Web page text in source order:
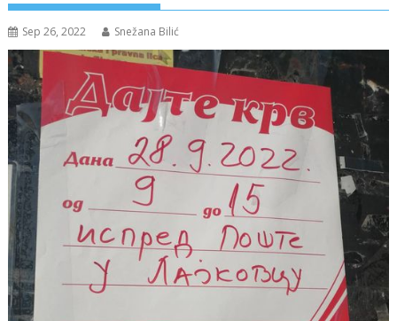
Sep 26, 2022 Snežana Bilić